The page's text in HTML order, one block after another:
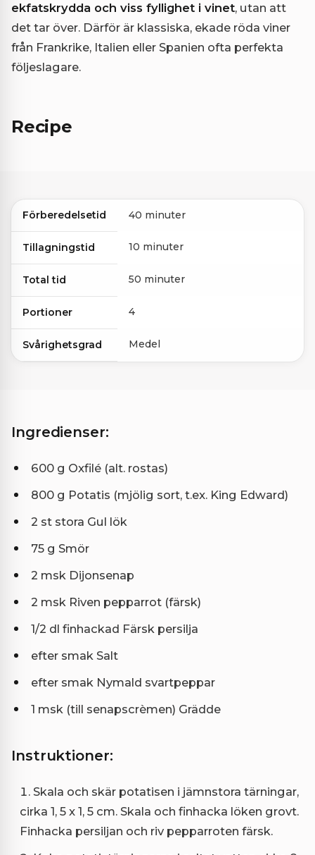
ekfatskrydda och viss fyllighet i vinet, utan att
det tar över. Därför är klassiska, ekade röda viner
från Frankrike, Italien eller Spanien ofta perfekta
följeslagare.
Recipe
Förberedelsetid 40 minuter
Tillagningstid 10 minuter
Total tid 50 minuter
Portioner 4
Svårighetsgrad Medel
Ingredienser:
600 g Oxfilé (alt. rostas)
800 g Potatis (mjölig sort, t.ex. King Edward)
2 st stora Gul lök
75 g Smör
2 msk Dijonsenap
2 msk Riven pepparrot (färsk)
1/2 dl finhackad Färsk persilja
efter smak Salt
efter smak Nymald svartpeppar
1 msk (till senapscrèmen) Grädde
Instruktioner:
Skala och skär potatisen i jämnstora tärningar,
cirka 1, 5 x 1, 5 cm. Skala och finhacka löken grovt.
Finhacka persiljan och riv pepparroten färsk.